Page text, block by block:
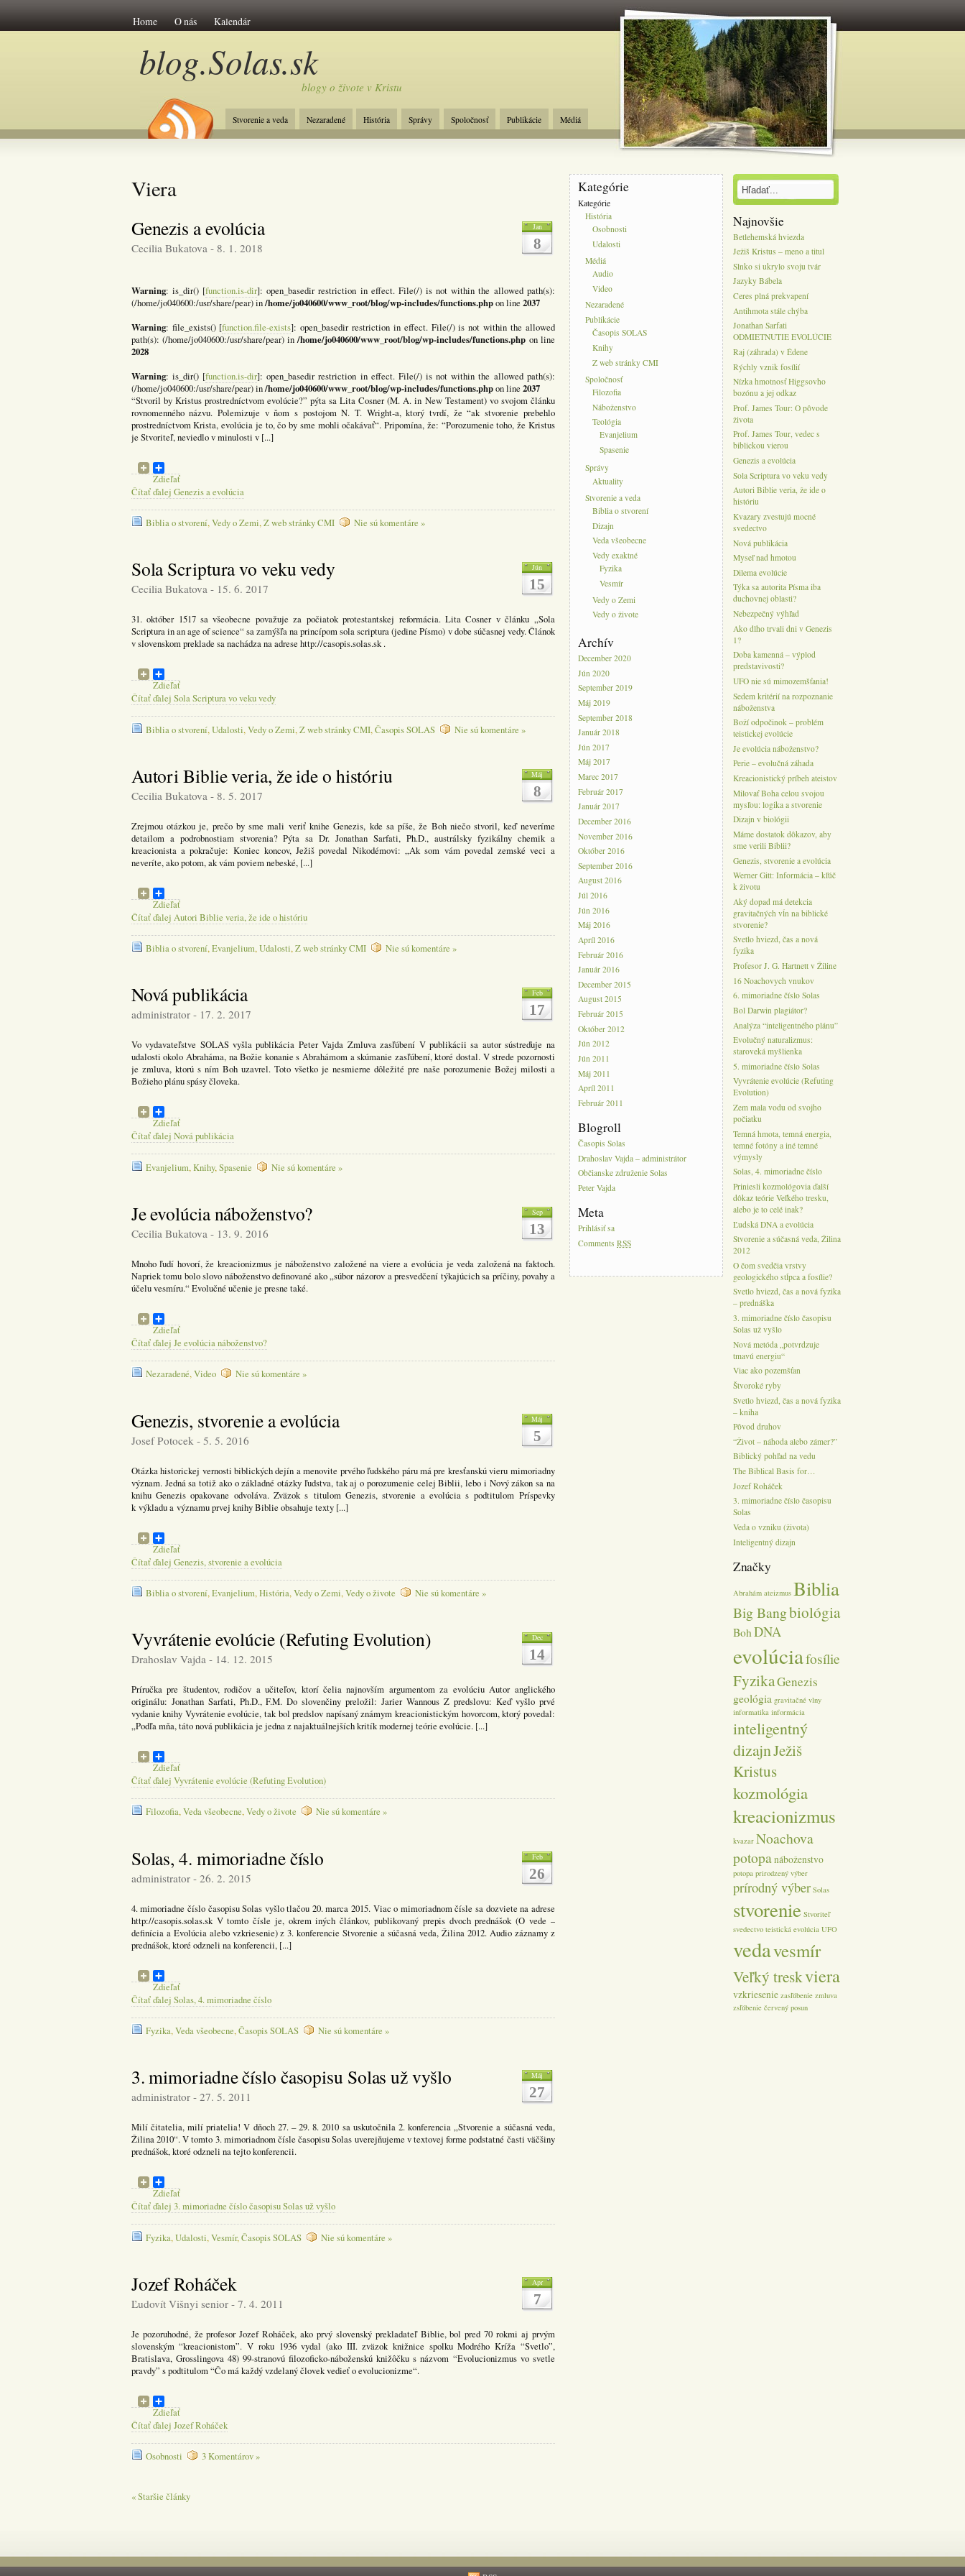
Home O nás Kalendár
blog.Solas.sk
blogy o živote v Kristu
Stvorenie a veda Nezaradené História Správy Spoločnosť Publikácie Médiá
Viera
Jan
8
Genezis a evolúcia
Cecilia Bukatova - 8. 1. 2018
Warning: is_dir() [function.is-dir]: open_basedir restriction in effect. File(/) is not within the allowed path(s):
(/home/jo040600:/usr/share/pear) in/home/jo040600/www_root/blog/wp-includes/functions.phpon line 2037
Warning: file_exists() [function.file-exists]: open_basedir restriction in effect. File(/) is not within the allowed
path(s): (/home/jo040600:/usr/share/pear) in/home/jo040600/www_root/blog/wp-includes/functions.php on line
2028
Warning: is_dir() [function.is-dir]: open_basedir restriction in effect. File(/) is not within the allowed path(s):
(/home/jo040600:/usr/share/pear) in/home/jo040600/www_root/blog/wp-includes/functions.phpon line 2037
“Stvoril by Kristus prostredníctvom evolúcie?” pýta sa Lita Cosner (M. A. in New Testament) vo svojom článku
rovnomenného názvu. Polemizuje v ňom s postojom N. T. Wright-a, ktorý tvrdí, že “ak stvorenie prebehlo
prostredníctvom Krista, evolúcia je to, čo by sme mohli očakávať“. Pripomína, že: “Porozumenie toho, že Kristus
je Stvoriteľ, neviedlo v minulosti v [...]
Zdieľať
Čítať ďalej Genezis a evolúcia
Biblia o stvorení,Vedy o Zemi,Z web stránky CMI Nie sú komentáre »
Jún
15
Sola Scriptura vo veku vedy
Cecilia Bukatova - 15. 6. 2017
31. október 1517 sa všeobecne považuje za počiatok protestantskej reformácia. Lita Cosner v článku „Sola
Scriptura in an age of science“ sa zamýšľa na princípom sola scriptura (jedine Písmo) v dobe súčasnej vedy. Článok
v slovenskom preklade sa nachádza na adrese http://casopis.solas.sk .
Zdieľať
Čítať ďalej Sola Scriptura vo veku vedy
Biblia o stvorení,Udalosti,Vedy o Zemi,Z web stránky CMI,Časopis SOLAS Nie sú komentáre »
Máj
8
Autori Biblie veria, že ide o históriu
Cecilia Bukatova - 8. 5. 2017
Zrejmou otázkou je, prečo by sme mali veriť knihe Genezis, kde sa píše, že Boh niečo stvoril, keď neveríme
detailom a podrobnostiam stvorenia? Pýta sa Dr. Jonathan Sarfati, Ph.D., austrálsky fyzikálny chemik a
kreacionista a pokračuje: Koniec koncov, Ježiš povedal Nikodémovi: „Ak som vám povedal zemské veci a
neveríte, ako potom, ak vám poviem nebeské, [...]
Zdieľať
Čítať ďalej Autori Biblie veria, že ide o históriu
Biblia o stvorení,Evanjelium,Udalosti,Z web stránky CMI Nie sú komentáre »
Feb
17
Nová publikácia
administrator - 17. 2. 2017
Vo vydavateľstve SOLAS vyšla publikácia Peter Vajda Zmluva zasľúbení V publikácii sa autor sústreďuje na
udalosti okolo Abraháma, na Božie konanie s Abrahámom a skúmanie zasľúbení, ktoré dostal. V strede pozornosti
je zmluva, ktorú s ním Boh uzavrel. Toto všetko je nesmierne dôležité pre naše porozumenie Božej milosti a
Božieho plánu spásy človeka.
Zdieľať
Čítať ďalej Nová publikácia
Evanjelium,Knihy,Spasenie Nie sú komentáre »
Sep
13
Je evolúcia náboženstvo?
Cecilia Bukatova - 13. 9. 2016
Mnoho ľudí hovorí, že kreacionizmus je náboženstvo založené na viere a evolúcia je veda založená na faktoch.
Napriek tomu bolo slovo náboženstvo definované ako „súbor názorov a presvedčení týkajúcich sa príčiny, povahy a
účelu vesmíru.“ Evolučné učenie je presne také.
Zdieľať
Čítať ďalej Je evolúcia náboženstvo?
Nezaradené,Video Nie sú komentáre »
Máj
5
Genezis, stvorenie a evolúcia
Josef Potocek - 5. 5. 2016
Otázka historickej vernosti biblických dejín a menovite prvého ľudského páru má pre kresťanskú vieru mimoriadny
význam. Jedná sa totiž ako o základné otázky ľudstva, tak aj o porozumenie celej Biblii, lebo i Nový zákon sa na
knihu Genezis opakovane odvoláva. Zväzok s titulom Genezis, stvorenie a evolúcia s podtitulom Príspevky
k výkladu a významu prvej knihy Biblie obsahuje texty [...]
Zdieľať
Čítať ďalej Genezis, stvorenie a evolúcia
Biblia o stvorení,Evanjelium,História,Vedy o Zemi,Vedy o živote Nie sú komentáre »
Dec
14
Vyvrátenie evolúcie (Refuting Evolution)
Drahoslav Vajda - 14. 12. 2015
Príručka pre študentov, rodičov a učiteľov, ktorí čelia najnovším argumentom za evolúciu Autor anglického
originálu: Jonathan Sarfati, Ph.D., F.M. Do slovenčiny preložil: Jarier Wannous Z predslovu: Keď vyšlo prvé
vydanie knihy Vyvrátenie evolúcie, tak bol predslov napísaný známym kreacionistickým hovorcom, ktorý povedal:
„Podľa mňa, táto nová publikácia je jedna z najaktuálnejších kritík modernej teórie evolúcie. [...]
Zdieľať
Čítať ďalej Vyvrátenie evolúcie (Refuting Evolution)
Filozofia,Veda všeobecne,Vedy o živote Nie sú komentáre »
Feb
26
Solas, 4. mimoriadne číslo
administrator - 26. 2. 2015
4. mimoriadne číslo časopisu Solas vyšlo tlačou 20. marca 2015. Viac o mimoriadnom čísle sa dozviete na adrese
http://casopis.solas.sk V tomto čísle je, okrem iných článkov, publikovaný prepis dvoch prednášok (O vede –
definícia a Evolúcia alebo vzkriesenie) z 3. konferencie Stvorenie a súčasná veda, Žilina 2012. Audio záznamy z
prednášok, ktoré odzneli na konferencii, [...]
Zdieľať
Čítať ďalej Solas, 4. mimoriadne číslo
Fyzika,Veda všeobecne,Časopis SOLAS Nie sú komentáre »
Máj
27
3. mimoriadne číslo časopisu Solas už vyšlo
administrator - 27. 5. 2011
Milí čitatelia, milí priatelia! V dňoch 27. – 29. 8. 2010 sa uskutočnila 2. konferencia „Stvorenie a súčasná veda,
Žilina 2010“. V tomto 3. mimoriadnom čísle časopisu Solas uverejňujeme v textovej forme podstatné časti väčšiny
prednášok, ktoré odzneli na tejto konferencii.
Zdieľať
Čítať ďalej 3. mimoriadne číslo časopisu Solas už vyšlo
Fyzika,Udalosti,Vesmír,Časopis SOLAS Nie sú komentáre »
Apr
7
Jozef Roháček
Ľudovít Višnyi senior - 7. 4. 2011
Je pozoruhodné, že profesor Jozef Roháček, ako prvý slovenský prekladateľ Biblie, bol pred 70 rokmi aj prvým
slovenským “kreacionistom”. V roku 1936 vydal (ako III. zväzok knižnice spolku Modrého Kríža “Svetlo”,
Bratislava, Grosslingova 48) 99-stranovú filozoficko-náboženskú knižôčku s názvom “Evolucionizmus vo svetle
pravdy” s podtitulom “Čo má každý vzdelaný človek vedieť o evolucionizme“.
Zdieľať
Čítať ďalej Jozef Roháček
Osobnosti 3 Komentárov »
« Staršie články
Kategórie
Kategórie
História
Osobnosti
Udalosti
Médiá
Audio
Video
Nezaradené
Publikácie
Časopis SOLAS
Knihy
Z web stránky CMI
Spoločnosť
Filozofia
Náboženstvo
Teológia
Evanjelium
Spasenie
Správy
Aktuality
Stvorenie a veda
Biblia o stvorení
Dizajn
Veda všeobecne
Vedy exaktné
Fyzika
Vesmír
Vedy o Zemi
Vedy o živote
Archív
December 2020
Jún 2020
September 2019
Máj 2019
September 2018
Január 2018
Jún 2017
Máj 2017
Marec 2017
Február 2017
Január 2017
December 2016
November 2016
Október 2016
September 2016
August 2016
Júl 2016
Jún 2016
Máj 2016
Apríl 2016
Február 2016
Január 2016
December 2015
August 2015
Február 2015
Október 2012
Jún 2012
Jún 2011
Máj 2011
Apríl 2011
Február 2011
Blogroll
Časopis Solas
Drahoslav Vajda – administrátor
Občianske združenie Solas
Peter Vajda
Meta
Prihlásiť sa
CommentsRSS
Najnovšie
Betlehemská hviezda
Ježiš Kristus – meno a titul
Slnko si ukrylo svoju tvár
Jazyky Bábela
Ceres plná prekvapení
Antihmota stále chýba
Jonathan Sarfati
ODMIETNUTIE EVOLÚCIE
Raj (záhrada) v Édene
Rýchly vznik fosílií
Nízka hmotnosť Higgsovho
bozónu a jej odkaz
Prof. James Tour: O pôvode
života
Prof. James Tour, vedec s
biblickou vierou
Genezis a evolúcia
Sola Scriptura vo veku vedy
Autori Biblie veria, že ide o
históriu
Kvazary zvestujú mocné
svedectvo
Nová publikácia
Myseľ nad hmotou
Dilema evolúcie
Týka sa autorita Písma iba
duchovnej oblasti?
Nebezpečný výhľad
Ako dlho trvali dni v Genezis
1?
Doba kamenná – výplod
predstavivosti?
UFO nie sú mimozemšťania!
Sedem kritérií na rozpoznanie
náboženstva
Boží odpočinok – problém
teistickej evolúcie
Je evolúcia náboženstvo?
Perie – evolučná záhada
Kreacionistický príbeh ateistov
Milovať Boha celou svojou
mysľou: logika a stvorenie
Dizajn v biológii
Máme dostatok dôkazov, aby
sme verili Biblii?
Genezis, stvorenie a evolúcia
Werner Gitt: Informácia – kľúč
k životu
Aký dopad má detekcia
gravitačných vĺn na biblické
stvorenie?
Svetlo hviezd, čas a nová
fyzika
Profesor J. G. Hartnett v Žiline
16 Noachovych vnukov
6. mimoriadne číslo Solas
Bol Darwin plagiátor?
Analýza “inteligentného plánu”
Evolučný naturalizmus:
staroveká myšlienka
5. mimoriadne číslo Solas
Vyvrátenie evolúcie (Refuting
Evolution)
Zem mala vodu od svojho
počiatku
Temná hmota, temná energia,
temné fotóny a iné temné
výmysly
Solas, 4. mimoriadne číslo
Priniesli kozmológovia ďalší
dôkaz teórie Veľkého tresku,
alebo je to celé inak?
Ľudská DNA a evolúcia
Stvorenie a súčasná veda, Žilina
2012
O čom svedčia vrstvy
geologického stĺpca a fosílie?
Svetlo hviezd, čas a nová fyzika
– prednáška
3. mimoriadne číslo časopisu
Solas už vyšlo
Nová metóda „potvrdzuje
tmavú energiu“
Viac ako pozemšťan
Štvoroké ryby
Svetlo hviezd, čas a nová fyzika
– kniha
Pôvod druhov
“Život – náhoda alebo zámer?”
Biblický pohľad na vedu
The Biblical Basis for…
Jozef Roháček
3. mimoriadne číslo časopisu
Solas
Veda o vzniku (života)
Inteligentný dizajn
Značky
Abrahám ateizmus Biblia
Big Bangbiológia
Boh DNA
evolúciafosílie
FyzikaGenezis
geológia gravitačné vlny
informatika informácia
inteligentný
dizajnJežiš
Kristus
kozmológia
kreacionizmus
kvazar Noachova
potopanáboženstvo
potopa prirodzený výber
prírodný výber Solas
stvorenie Stvoriteľ
svedectvo teistická evolúcia UFO
vedavesmír
Veľký treskviera
vzkriesenie zasľúbenie zmluva
zsľúbenie červený posun